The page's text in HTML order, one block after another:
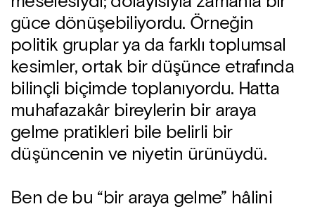
güce dönüşebiliyordu. Örneğin
politik gruplar ya da farklı toplumsal
kesimler, ortak bir düşünce etrafında
bilinçli biçimde toplanıyordu. Hatta
muhafazakâr bireylerin bir araya
gelme pratikleri bile belirli bir
düşüncenin ve niyetin ürünüydü.
Ben de bu “bir araya gelme” hâlini